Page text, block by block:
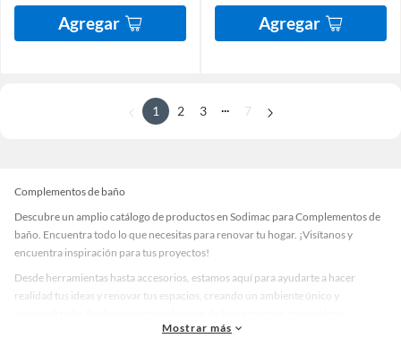
Agregar Agregar
1 2 3 ... 7
Complementos de baño
Descubre un amplio catálogo de productos en Sodimac para Complementos de
baño. Encuentra todo lo que necesitas para renovar tu hogar. ¡Visítanos y
encuentra inspiración para tus proyectos!
Desde herramientas hasta accesorios, estamos aquí para ayudarte a hacer
realidad tus ideas y renovar tus espacios, creando un ambiente único y
accesorios de calidad que te ayudarán a crear un espacio más tú.
Mostrar más